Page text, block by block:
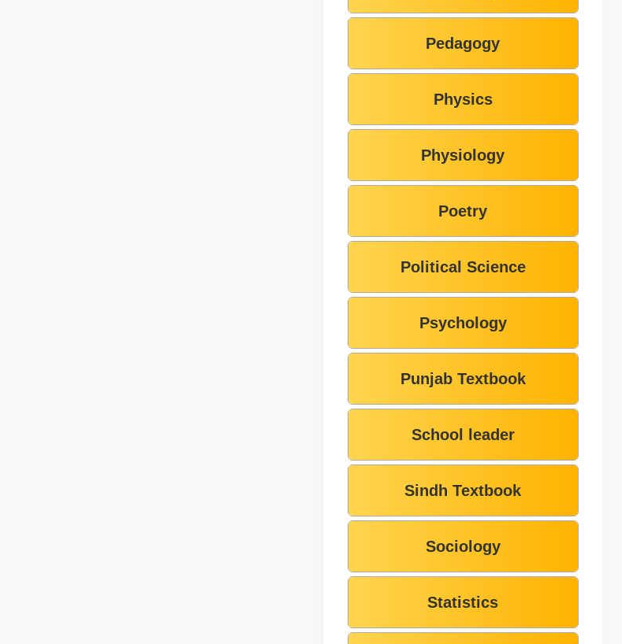
Pedagogy
Physics
Physiology
Poetry
Political Science
Psychology
Punjab Textbook
School leader
Sindh Textbook
Sociology
Statistics